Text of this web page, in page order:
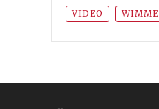
VIDEO